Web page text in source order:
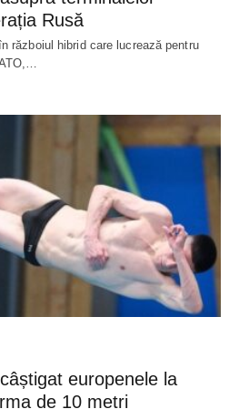
Rusă
războiul hibrid care lucrează pentru
europenele la
de 10 metri